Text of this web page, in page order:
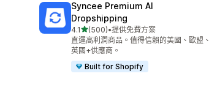
Syncee Premium AI
Dropshipping
4.1滿分 5 顆星
(500)
共有 500 則評價
•提供免費方案
直運高利潤商品。值得信賴的美國、歐盟、
英國+供應商。
Built for Shopify